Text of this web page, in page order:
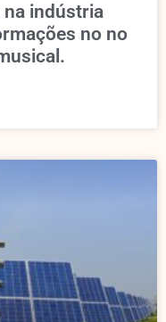
na indústria
no no